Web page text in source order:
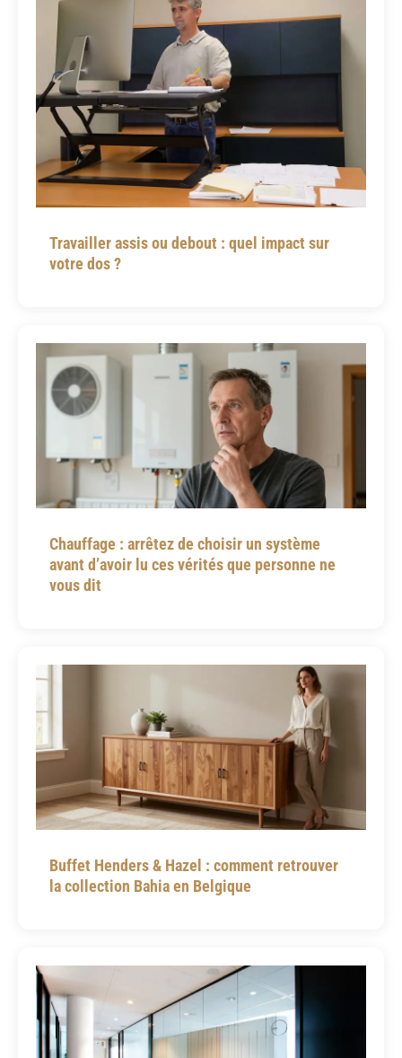
Travailler assis ou debout : quel impact sur
votre dos ?
Chauffage : arrêtez de choisir un système
avant d’avoir lu ces vérités que personne ne
vous dit
Buffet Henders & Hazel : comment retrouver
la collection Bahia en Belgique